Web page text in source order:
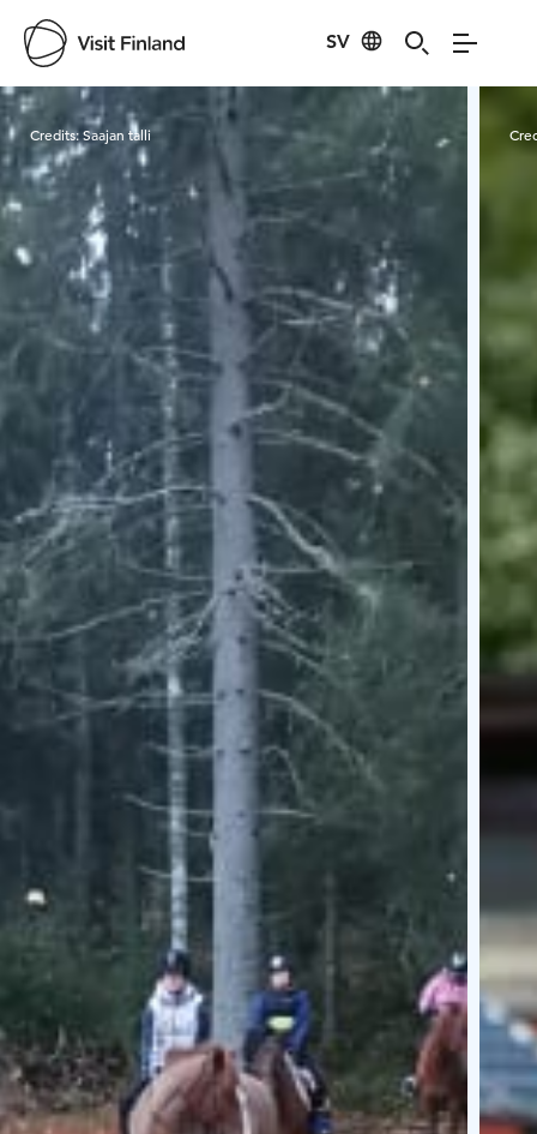
SV
Visit Finland
Credits:Saajan talli